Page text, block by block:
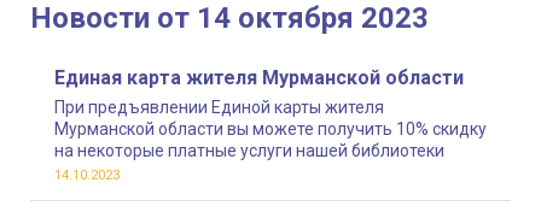
Новости от 14 октября 2023
Единая карта жителя Мурманской области
При предъявлении Единой карты жителя
Мурманской области вы можете получить 10% скидку
на некоторые платные услуги нашей библиотеки
14.10.2023